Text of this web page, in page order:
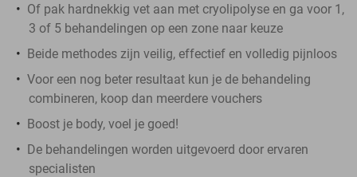
Of pak hardnekkig vet aan met cryolipolyse en ga voor 1,
3 of 5 behandelingen op een zone naar keuze
Beide methodes zijn veilig, effectief en volledig pijnloos
Voor een nog beter resultaat kun je de behandeling
combineren, koop dan meerdere vouchers
Boost je body, voel je goed!
De behandelingen worden uitgevoerd door ervaren
specialisten